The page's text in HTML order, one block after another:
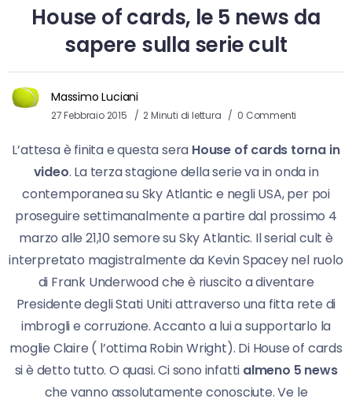
House of cards, le 5 news da
sapere sulla serie cult
Massimo Luciani
27 Febbraio 2015 2 Minuti di lettura 0 Commenti
L’attesa è finita e questa sera House of cards torna in
video. La terza stagione della serie va in onda in
contemporanea su Sky Atlantic e negli USA, per poi
proseguire settimanalmente a partire dal prossimo 4
marzo alle 21,10 semore su Sky Atlantic. Il serial cult è
interpretato magistralmente da Kevin Spacey nel ruolo
di Frank Underwood che è riuscito a diventare
Presidente degli Stati Uniti attraverso una fitta rete di
imbrogli e corruzione. Accanto a lui a supportarlo la
moglie Claire ( l’ottima Robin Wright). Di House of cards
si è detto tutto. O quasi. Ci sono infatti almeno 5 news
che vanno assolutamente conosciute. Ve le